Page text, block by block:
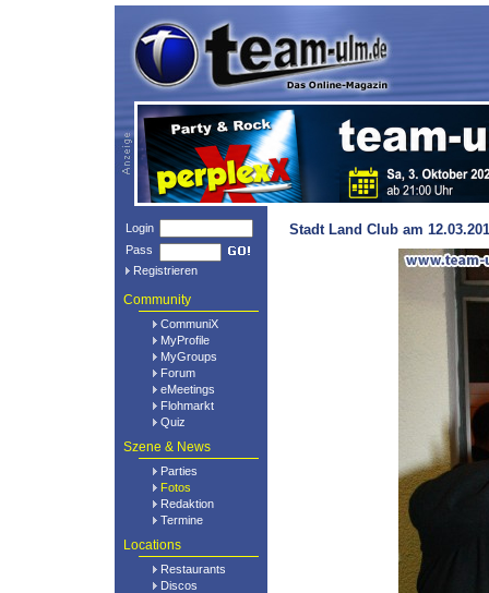
Login
Pass
Registrieren
Community
CommuniX
MyProfile
MyGroups
Forum
eMeetings
Flohmarkt
Quiz
Szene & News
Parties
Fotos
Redaktion
Termine
Locations
Restaurants
Discos
Stadt Land Club am